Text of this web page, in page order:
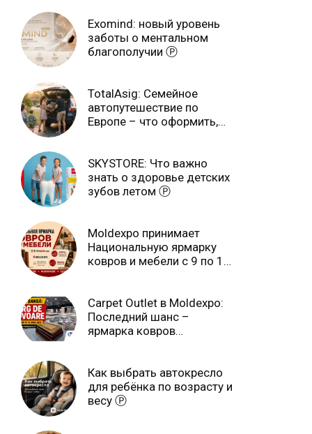
Exomind: новый уровень
заботы о ментальном
благополучии Ⓟ
TotalAsig: Семейное
автопутешествие по
Европе – что оформить,
SKYSTORE: Что важно
знать о здоровье детских
зубов летом Ⓟ
Moldexpo принимает
Национальную ярмарку
ковров и мебели с 9 по 14
Carpet Outlet в Moldexpo:
Последний шанс –
ярмарка ковров
Как выбрать автокресло
для ребёнка по возрасту и
весу Ⓟ